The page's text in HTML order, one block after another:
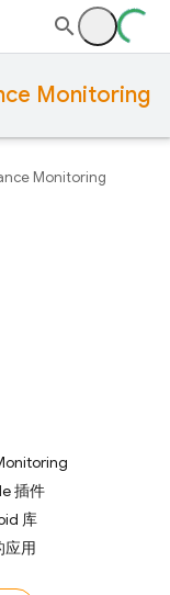
Monitoring
Monitoring
插件
库
应用